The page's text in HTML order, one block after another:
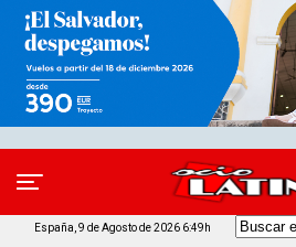
España, 9 de Agosto de 2026 6:49h